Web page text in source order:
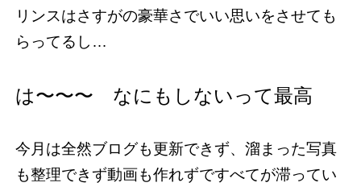
リンスはさすがの豪華さでいい思いをさせても
らってるし…
は〜〜〜 なにもしないって最高
今月は全然ブログも更新できず、溜まった写真
も整理できず動画も作れずですべてが滞ってい